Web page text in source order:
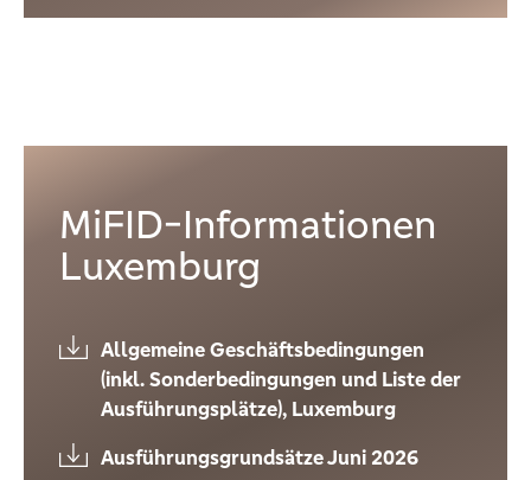
MiFID-Informationen
Luxemburg
Allgemeine Geschäftsbedingungen
(inkl. Sonderbedingungen und Liste der
Ausführungsplätze), Luxemburg
Ausführungsgrundsätze Juni 2026